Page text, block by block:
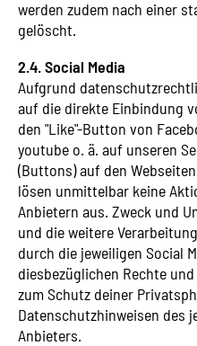
werden zudem nach einer
gelöscht.
2.4. Social Media
Aufgrund
auf die direkte Einbindung
den "Like"-Button von
youtube o. ä. auf unseren
(Buttons) auf den
lösen unmittelbar keine
Anbietern aus. Zweck und
und die weitere
durch die jeweiligen Social
diesbezüglichen Rechte
zum Schutz deiner
Datenschutzhinweisen des
Anbieters.